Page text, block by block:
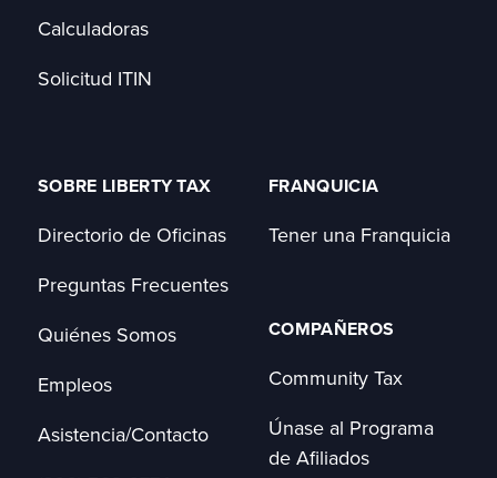
Calculadoras
Solicitud ITIN
SOBRE LIBERTY TAX
Directorio de Oficinas
Preguntas Frecuentes
Quiénes Somos
Empleos
Asistencia/Contacto
FRANQUICIA
Tener una Franquicia
COMPAÑEROS
Community Tax
Únase al Programa
de Afiliados